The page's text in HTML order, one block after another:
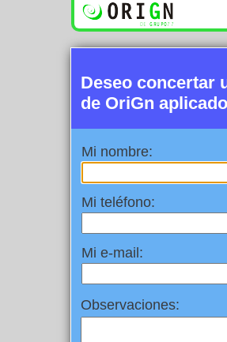
Deseo concertar
de OriGn
Mi nombre:
Mi teléfono:
Mi e-mail:
Observaciones: